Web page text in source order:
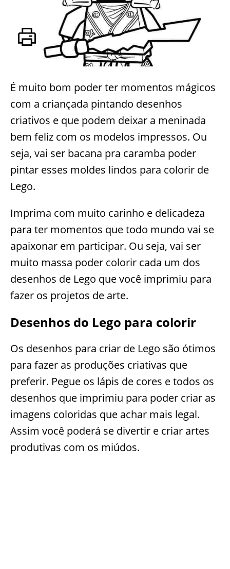
É muito bom poder ter momentos mágicos
com a criançada pintando desenhos
criativos e que podem deixar a meninada
bem feliz com os modelos impressos. Ou
seja, vai ser bacana pra caramba poder
pintar esses moldes lindos para colorir de
Lego.
Imprima com muito carinho e delicadeza
para ter momentos que todo mundo vai se
apaixonar em participar. Ou seja, vai ser
muito massa poder colorir cada um dos
desenhos de Lego que você imprimiu para
fazer os projetos de arte.
Desenhos do Lego para colorir
Os desenhos para criar de Lego são ótimos
para fazer as produções criativas que
preferir. Pegue os lápis de cores e todos os
desenhos que imprimiu para poder criar as
imagens coloridas que achar mais legal.
Assim você poderá se divertir e criar artes
produtivas com os miúdos.